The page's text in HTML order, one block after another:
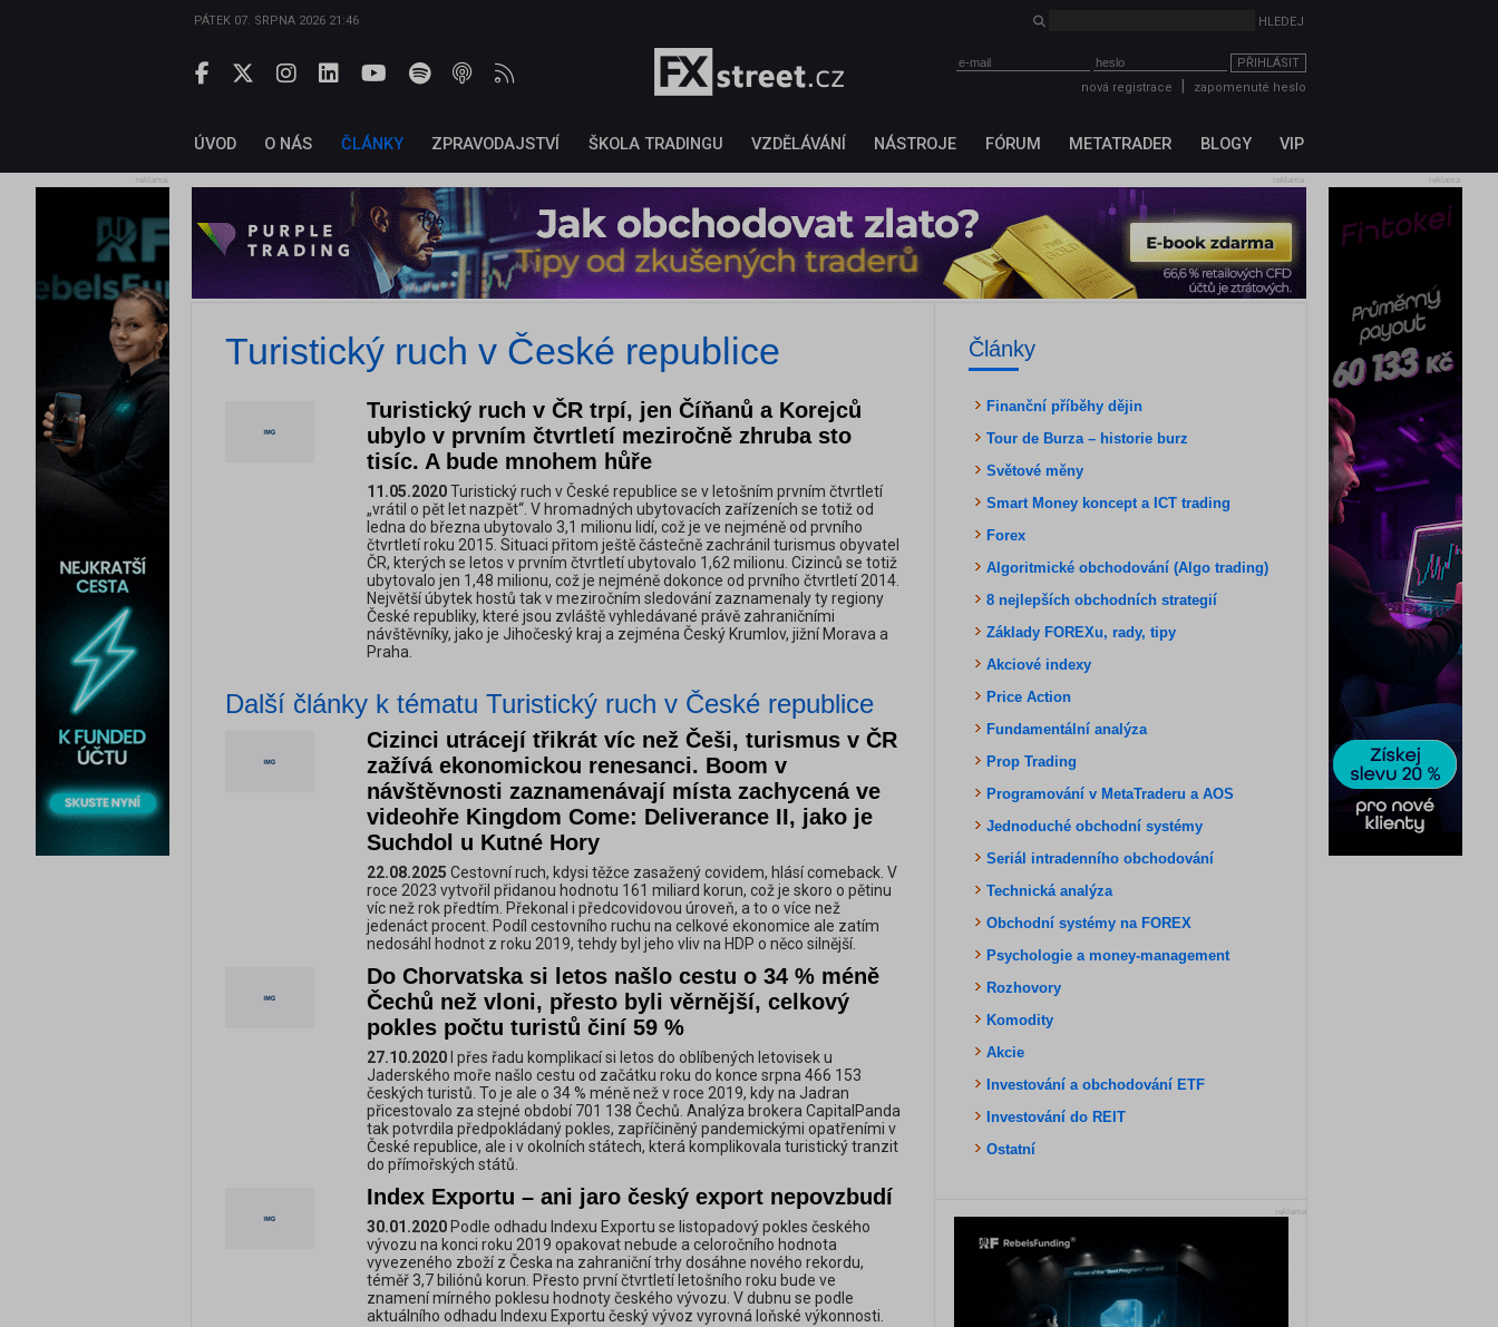
PÁTEK 07. SRPNA 2026 21:46
PŘIHLÁSIT
nová registrace
zapomenuté heslo
ÚVOD O NÁS ČLÁNKY ZPRAVODAJSTVÍ ŠKOLA TRADINGU VZDĚLÁVÁNÍ NÁSTROJE FÓRUM METATRADER BLOGY VIP
reklama reklama
reklama
Turistický ruch v České republice
Turistický ruch v ČR trpí, jen Číňanů a Korejců
ubylo v prvním čtvrtletí meziročně zhruba sto
tisíc. A bude mnohem hůře
11.05.2020Turistický ruch v České republice se v letošním prvním čtvrtletí
„vrátil o pět let nazpět“. V hromadných ubytovacích zařízeních se totiž od
ledna do března ubytovalo 3,1 milionu lidí, což je ve nejméně od prvního
čtvrtletí roku 2015. Situaci přitom ještě částečně zachránil turismus obyvatel
ČR, kterých se letos v prvním čtvrtletí ubytovalo 1,62 milionu. Cizinců se totiž
ubytovalo jen 1,48 milionu, což je nejméně dokonce od prvního čtvrtletí 2014.
Největší úbytek hostů tak v meziročním sledování zaznamenaly ty regiony
České republiky, které jsou zvláště vyhledávané právě zahraničními
návštěvníky, jako je Jihočeský kraj a zejména Český Krumlov, jižní Morava a
Praha.
Další články k tématu Turistický ruch v České republice
Cizinci utrácejí třikrát víc než Češi, turismus v ČR
zažívá ekonomickou renesanci. Boom v
návštěvnosti zaznamenávají místa zachycená ve
videohře Kingdom Come: Deliverance II, jako je
Suchdol u Kutné Hory
22.08.2025 Cestovní ruch, kdysi těžce zasažený covidem, hlásí comeback. V
roce 2023 vytvořil přidanou hodnotu 161 miliard korun, což je skoro o pětinu
víc než rok předtím. Překonal i předcovidovou úroveň, a to o více než
jedenáct procent. Podíl cestovního ruchu na celkové ekonomice ale zatím
nedosáhl hodnot z roku 2019, tehdy byl jeho vliv na HDP o něco silnější.
Do Chorvatska si letos našlo cestu o 34 % méně
Čechů než vloni, přesto byli věrnější, celkový
pokles počtu turistů činí 59 %
27.10.2020 I přes řadu komplikací si letos do oblíbených letovisek u
Jaderského moře našlo cestu od začátku roku do konce srpna 466 153
českých turistů. To je ale o 34 % méně než v roce 2019, kdy na Jadran
přicestovalo za stejné období 701 138 Čechů. Analýza brokera CapitalPanda
tak potvrdila předpokládaný pokles, zapříčiněný pandemickými opatřeními v
České republice, ale i v okolních státech, která komplikovala turistický tranzit
do přímořských států.
Index Exportu – ani jaro český export nepovzbudí
30.01.2020 Podle odhadu Indexu Exportu se listopadový pokles českého
vývozu na konci roku 2019 opakovat nebude a celoročního hodnota
vyvezeného zboží z Česka na zahraniční trhy dosáhne nového rekordu,
téměř 3,7 biliónů korun. Přesto první čtvrtletí letošního roku bude ve
znamení mírného poklesu hodnoty českého vývozu. V dubnu se podle
aktuálního odhadu Indexu Exportu český vývoz vyrovná loňské výkonnosti.
Články
Finanční příběhy dějin
Tour de Burza – historie burz
Světové měny
Smart Money koncept a ICT trading
Forex
Algoritmické obchodování (Algo trading)
8 nejlepších obchodních strategií
Základy FOREXu, rady, tipy
Akciové indexy
Price Action
Fundamentální analýza
Prop Trading
Programování v MetaTraderu a AOS
Jednoduché obchodní systémy
Seriál intradenního obchodování
Technická analýza
Obchodní systémy na FOREX
Psychologie a money-management
Rozhovory
Komodity
Akcie
Investování a obchodování ETF
Investování do REIT
Ostatní
reklama